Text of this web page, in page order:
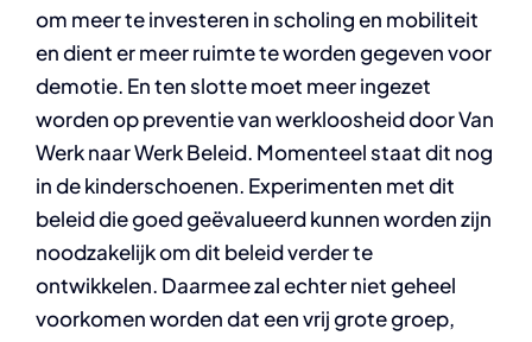
om meer te investeren in scholing en mobiliteit
en dient er meer ruimte te worden gegeven voor
demotie. En ten slotte moet meer ingezet
worden op preventie van werkloosheid door Van
Werk naar Werk Beleid. Momenteel staat dit nog
in de kinderschoenen. Experimenten met dit
beleid die goed geëvalueerd kunnen worden zijn
noodzakelijk om dit beleid verder te
ontwikkelen. Daarmee zal echter niet geheel
voorkomen worden dat een vrij grote groep,